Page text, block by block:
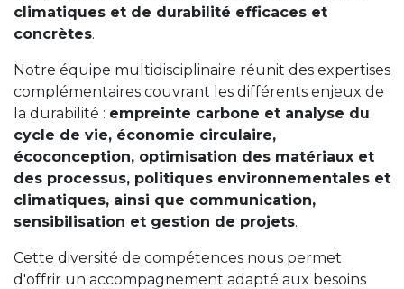
climatiques et de durabilité efficaces et
concrètes.
Notre équipe multidisciplinaire réunit des expertises
complémentaires couvrant les différents enjeux de
la durabilité : empreinte carbone et analyse du
cycle de vie, économie circulaire,
écoconception, optimisation des matériaux et
des processus, politiques environnementales et
climatiques, ainsi que communication,
sensibilisation et gestion de projets.
Cette diversité de compétences nous permet
d'offrir un accompagnement adapté aux besoins